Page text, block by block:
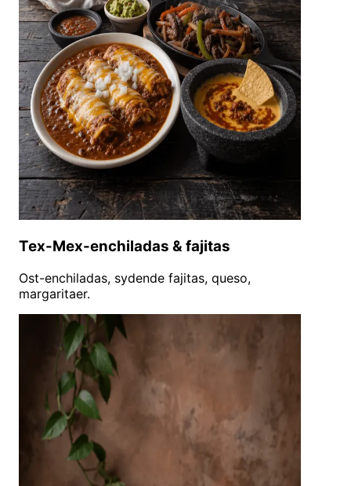
Tex-Mex-enchiladas & fajitas
Ost-enchiladas, sydende fajitas, queso,
margaritaer.